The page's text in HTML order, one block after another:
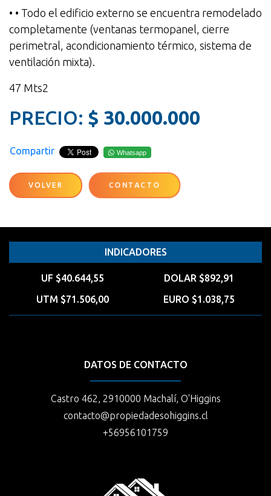
• • Todo el edificio externo se encuentra remodelado
completamente (ventanas termopanel, cierre
perimetral, acondicionamiento térmico, sistema de
ventilación mixta).
47 Mts2
PRECIO: $ 30.000.000
Compartir Whatsapp
VOLVER CONTACTO
INDICADORES
UF $40.644,55
DOLAR $892,91
UTM $71.506,00
EURO $1.038,75
DATOS DE CONTACTO
Castro 462, 2910000 Machalí, O'Higgins
contacto@propiedadesohiggins.cl
+56956101759